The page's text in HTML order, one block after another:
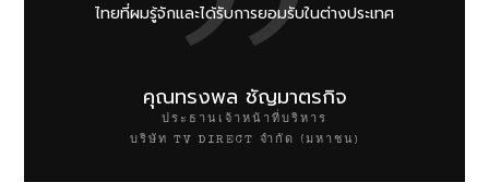
ไทยที่ผมรู้จักและได้รับการยอมรับในต่างประเทศ
คุณทรงพล ชัญมาตรกิจ
ประธานเจ้าหน้าที่บริหาร
บริษัท TV DIRECT จำกัด (มหาชน)